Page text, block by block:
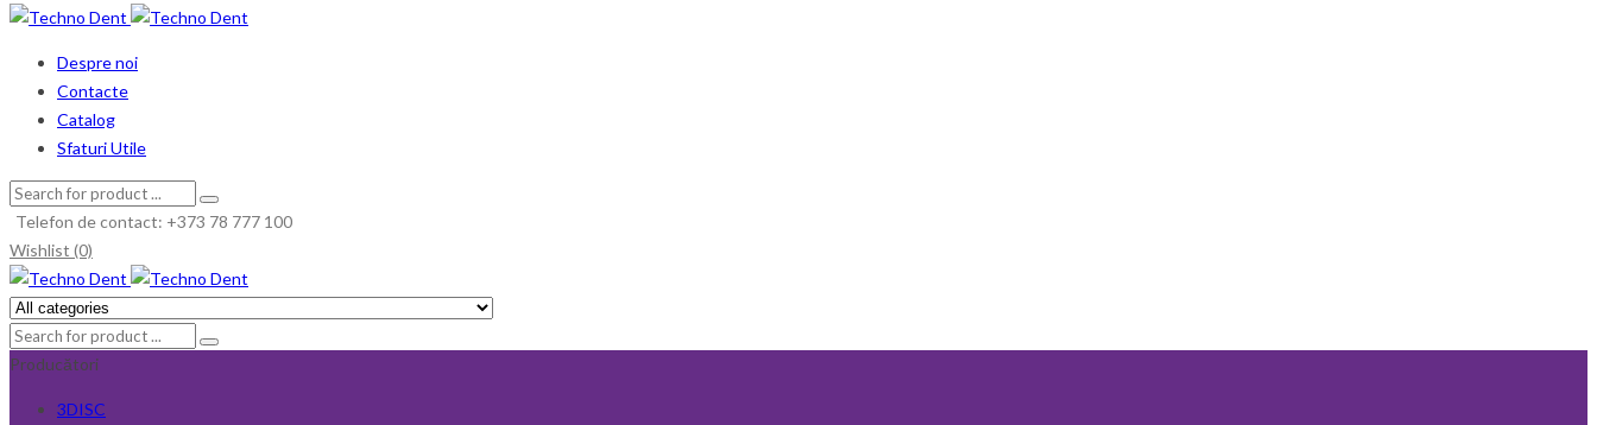
Despre noi
Contacte
Catalog
Sfaturi Utile
Telefon de contact: +373 78 777 100
Wishlist (0)
Producători
3DISC